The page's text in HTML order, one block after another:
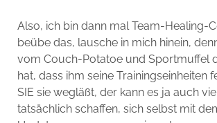
Also, ich bin dann mal Team-Healing-
beübe das, lausche in mich hinein,
vom Couch-Potatoe und Sportmuffel
hat, dass ihm seine Trainingseinheiten
SIE sie wegläßt, der kann es ja auch
tatsächlich schaffen, sich selbst mit